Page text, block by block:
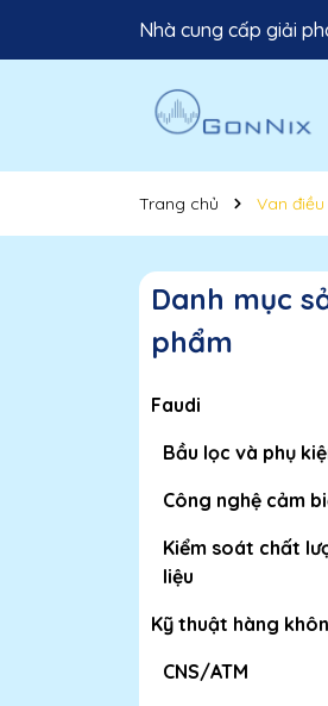
Nhà cung cấp giải
Trang chủ Van
Danh mục
phẩm
Faudi
Bầu lọc và phụ
Công nghệ cảm
Kiểm soát chất
liệu
Kỹ thuật hàng
CNS/ATM